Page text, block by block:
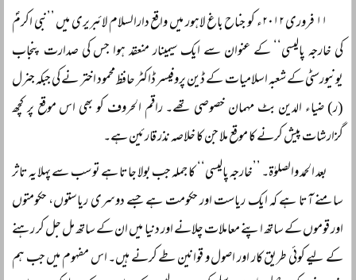
۱۱ فروری ۲۰۱۲ء کو جناح باغ لاہور میں واقع دارالسلام لائبریری میں ’’نبی اکرمؐ
کی خارجہ پالیسی‘‘ کے عنوان سے ایک سیمینار منعقد ہوا جس کی صدارت پنجاب
یونیورسٹی کے شعبہ اسلامیات کے ڈین پروفیسر ڈاکٹر حافظ محمود اختر نے کی جبکہ جنرل
(ر) ضیاء الدین بٹ مہمان خصوصی تھے۔ راقم الحروف کو بھی اس موقع پر کچھ
گزارشات پیش کرنے کا موقع ملا جن کا خلاصہ نذر قارئین ہے۔
بعد الحمد والصلوٰۃ۔ ’’خارجہ پالیسی‘‘ کا جملہ جب بولا جاتا ہے تو سب سے پہلا یہ تاثر
سامنے آتا ہے کہ ایک ریاست اور حکومت ہے جسے دوسری ریاستوں، حکومتوں
اور قوموں کے ساتھ اپنے معاملات چلانے اور دنیا میں ان کے ساتھ مل جل کر رہنے
کے لیے کوئی طریق کار اور اصول و قوانین طے کرنے ہیں۔ اس مفہوم میں جب ہم